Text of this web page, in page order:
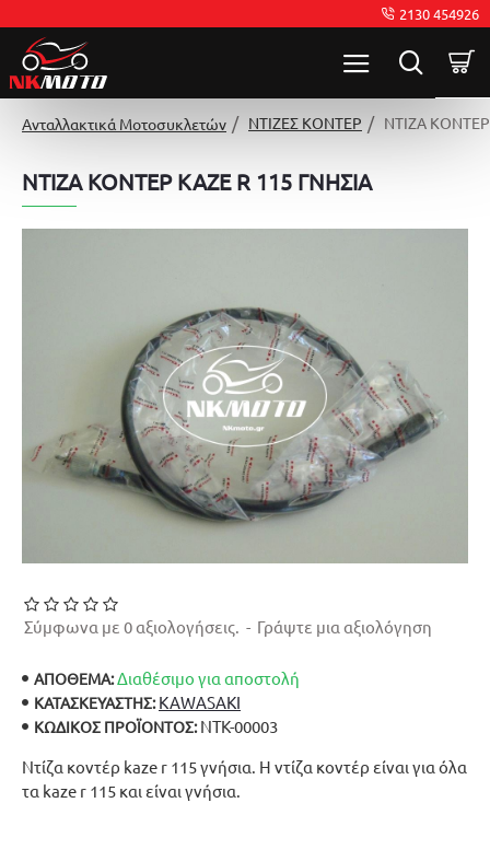
2130 454926
Ανταλλακτικά Μοτοσυκλετών ΝΤΙΖΕΣ ΚΟΝΤΕΡ ΝΤΙΖΑ ΚΟΝΤΕΡ
ΝΤΙΖΑ ΚΟΝΤΕΡ KAZE R 115 ΓΝΗΣΙΑ
Ντίζα κοντέρ kaze r 115 γνήσια. Η ντίζα κοντέρ είναι για όλα
τα kaze r 115 και είναι γνήσια.
ΑΠΟΘΕΜΑ:Διαθέσιμο για αποστολή
ΚΑΤΑΣΚΕΥΑΣΤΉΣ: KAWASAKI
ΚΩΔΙΚΌΣ ΠΡΟΪΌΝΤΟΣ: ΝΤΚ-00003
Σύμφωνα με 0 αξιολογήσεις. - Γράψτε μια αξιολόγηση